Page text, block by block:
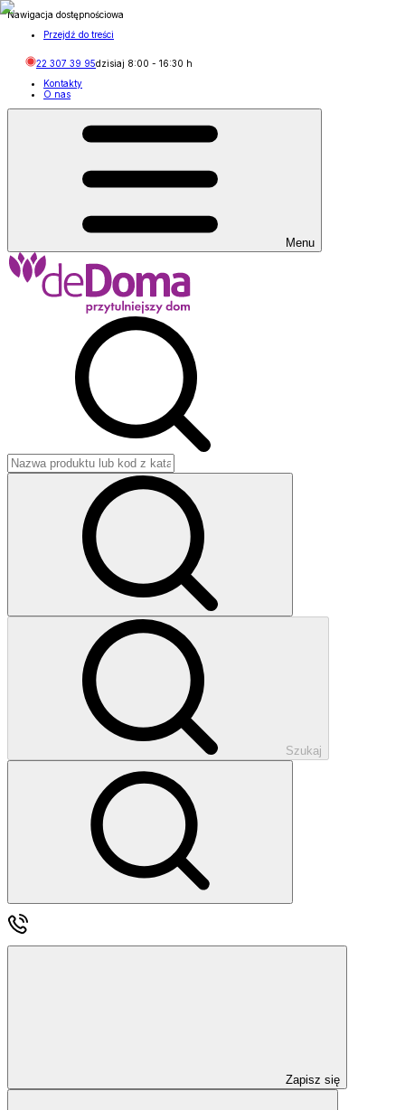
Nawigacja dostępnościowa
Przejdź do treści
22 307 39 95dzisiaj 8:00 - 16:30 h
Kontakty
O nas
Menu
Szukaj
Zapisz się